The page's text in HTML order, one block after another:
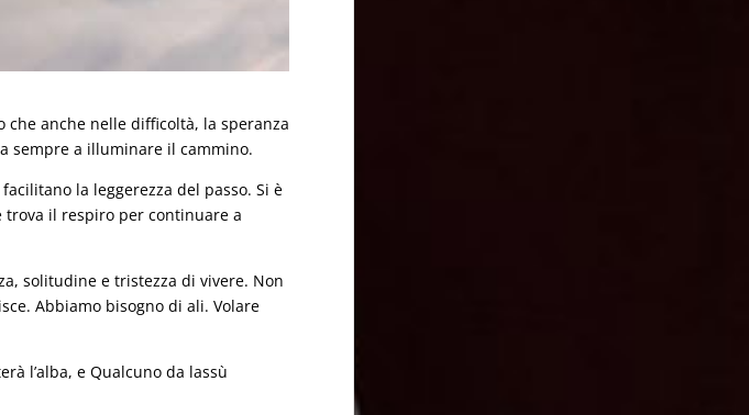
anche nelle difficoltà, la speranza
sempre a illuminare il cammino.
la leggerezza del passo. Si è
trova il respiro per continuare a
solitudine e tristezza di vivere. Non
Abbiamo bisogno di ali. Volare
l’alba, e Qualcuno da lassù